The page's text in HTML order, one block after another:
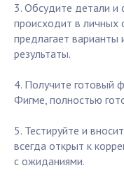
3. Обсудите детали и
происходит в личных
предлагает
результаты.
4. Получите готовый
Фигме, полностью
5. Тестируйте и
всегда открыт к
с ожиданиями.